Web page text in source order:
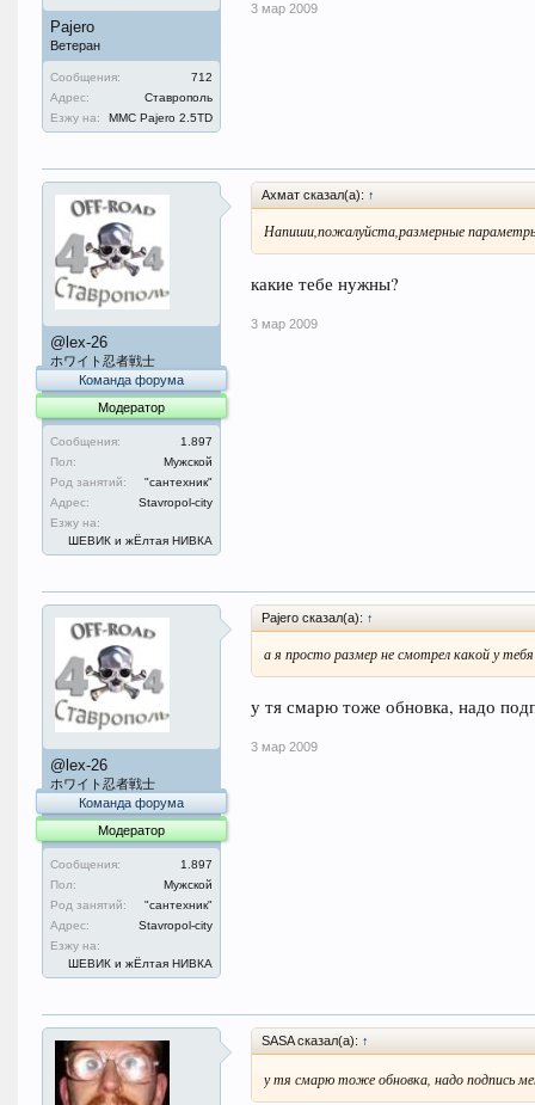
Pajero
Ветеран
Сообщения:
712
Адрес:
Ставрополь
Езжу на:
MMC Pajero 2.5TD
3 мар 2009
@lex-26
ホワイト忍者戦士
Команда форума
Модератор
Сообщения:
1.897
Пол:
Мужской
Род занятий:
"сантехник"
Адрес:
Stavropol-city
Езжу на:
ШЕВИК и жЁлтая НИВКА
Ахмат сказал(а): ↑
Напиши,пожалуйста,размерные
какие тебе нужны?
3 мар 2009
@lex-26
ホワイト忍者戦士
Команда форума
Модератор
Сообщения:
1.897
Пол:
Мужской
Род занятий:
"сантехник"
Адрес:
Stavropol-city
Езжу на:
ШЕВИК и жЁлтая НИВКА
Pajero сказал(а): ↑
а я просто размер не смотрел какой у
у тя смарю тоже обновка, надо
3 мар 2009
SASA сказал(а): ↑
у тя смарю тоже обновка, надо подпись